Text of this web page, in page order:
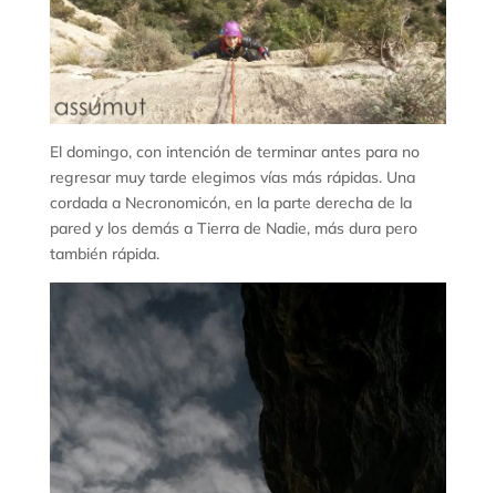
El domingo, con intención de terminar antes para no
regresar muy tarde elegimos vías más rápidas. Una
cordada a Necronomicón, en la parte derecha de la
pared y los demás a Tierra de Nadie, más dura pero
también rápida.